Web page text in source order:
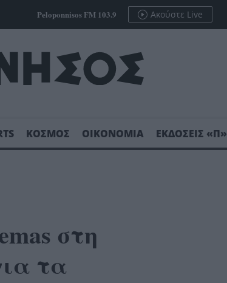
Peloponnisos FM 103.9 Ακούστε Live
ΚΟΣΜΟΣ ΟΙΚΟΝΟΜΙΑ ΕΚΔΟΣΕΙΣ «Π»
στη
τα